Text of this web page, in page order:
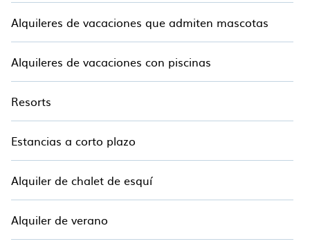
Alquileres de vacaciones que admiten mascotas
Alquileres de vacaciones con piscinas
Resorts
Estancias a corto plazo
Alquiler de chalet de esquí
Alquiler de verano